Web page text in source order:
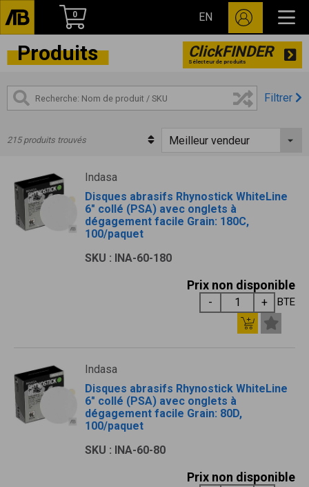
0 EN
Produits ClickFINDER
Sélecteur de produits
Filtrer
215 produits trouvés
Indasa
Disques abrasifs Rhynostick WhiteLine
6" collé (PSA) avec onglets à
dégagement facile Grain: 180C,
100/paquet
SKU : INA-60-180
Prix non disponible
BTE
Indasa
Disques abrasifs Rhynostick WhiteLine
6" collé (PSA) avec onglets à
dégagement facile Grain: 80D,
100/paquet
SKU : INA-60-80
Prix non disponible